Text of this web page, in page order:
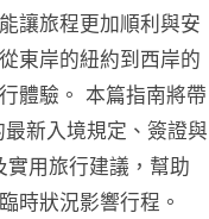
讓旅程更加順利與安
東岸的紐約到西岸的
體驗。 本篇指南將帶
新入境規定、簽證與
實用旅行建議，幫助
時狀況影響行程。